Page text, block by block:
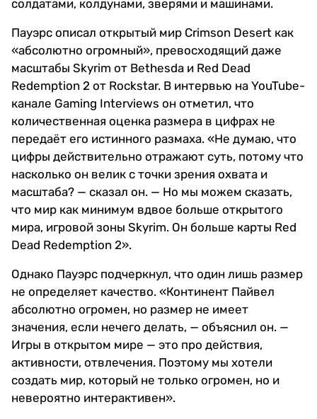
солдатами, колдунами, зверями и машинами.
Пауэрс описал открытый мир Crimson Desert как
«абсолютно огромный», превосходящий даже
масштабы Skyrim от Bethesda и Red Dead
Redemption 2 от Rockstar. В интервью на YouTube-
канале Gaming Interviews он отметил, что
количественная оценка размера в цифрах не
передаёт его истинного размаха. «Не думаю, что
цифры действительно отражают суть, потому что
насколько он велик с точки зрения охвата и
масштаба? — сказал он. — Но мы можем сказать,
что мир как минимум вдвое больше открытого
мира, игровой зоны Skyrim. Он больше карты Red
Dead Redemption 2».
Однако Пауэрс подчеркнул, что один лишь размер
не определяет качество. «Континент Пайвел
абсолютно огромен, но размер не имеет
значения, если нечего делать, — объяснил он. —
Игры в открытом мире — это про действия,
активности, отвлечения. Поэтому мы хотели
создать мир, который не только огромен, но и
невероятно интерактивен».